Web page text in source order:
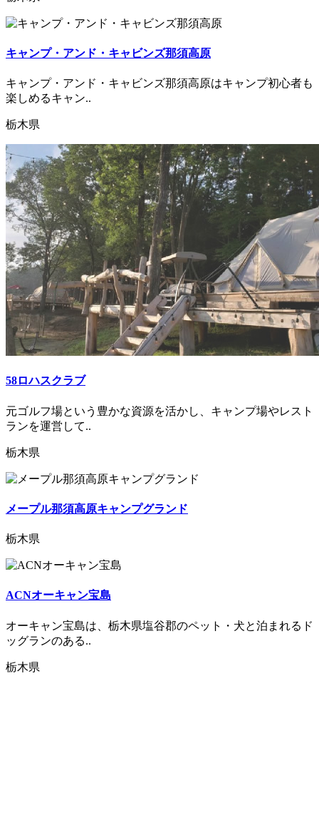
キャンプ・アンド・キャビンズ那須高原
キャンプ・アンド・キャビンズ那須高原はキャンプ初心者も
楽しめるキャン..
栃木県
58ロハスクラブ
元ゴルフ場という豊かな資源を活かし、キャンプ場やレスト
ランを運営して..
栃木県
メープル那須高原キャンプグランド
栃木県
ACNオーキャン宝島
オーキャン宝島は、栃木県塩谷郡のペット・犬と泊まれるド
ッグランのある..
栃木県